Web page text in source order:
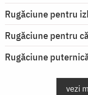
Rugăciune pentru
Rugăciune pentru
Rugăciune
vezi